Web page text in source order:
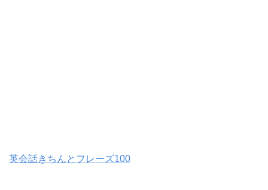
英会話きちんとフレーズ100